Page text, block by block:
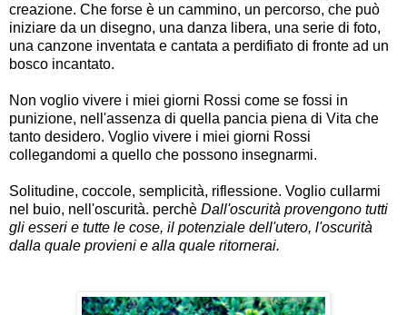
creazione. Che forse è un cammino, un percorso, che può
iniziare da un disegno, una danza libera, una serie di foto,
una canzone inventata e cantata a perdifiato di fronte ad un
bosco incantato.
Non voglio vivere i miei giorni Rossi come se fossi in
punizione, nell'assenza di quella pancia piena di Vita che
tanto desidero. Voglio vivere i miei giorni Rossi
collegandomi a quello che possono insegnarmi.
Solitudine, coccole, semplicità, riflessione. Voglio cullarmi
nel buio, nell'oscurità. perchè Dall'oscurità provengono tutti
gli esseri e tutte le cose, il potenziale dell'utero, l'oscurità
dalla quale provieni e alla quale ritornerai.